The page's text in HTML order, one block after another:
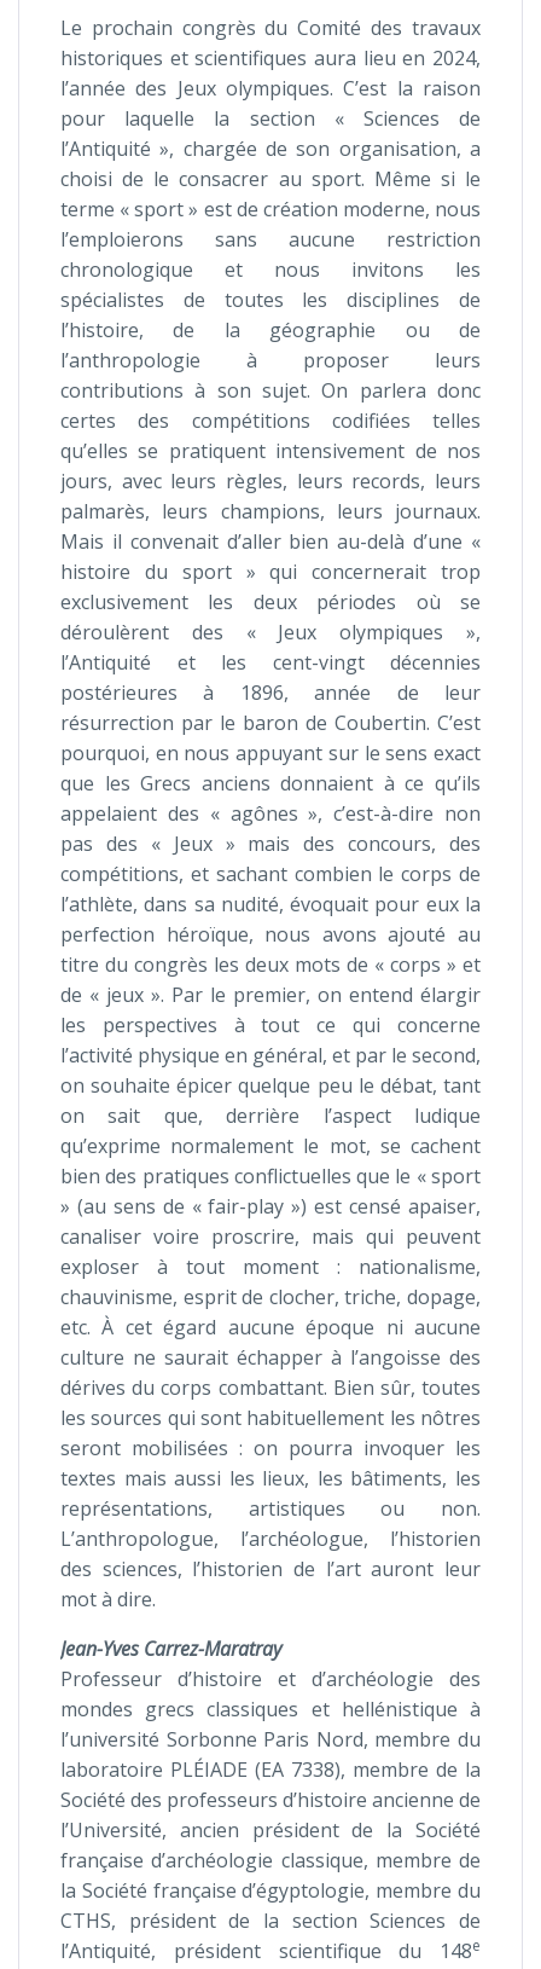
Le prochain congrès du Comité des travaux
historiques et scientifiques aura lieu en 2024,
l’année des Jeux olympiques. C’est la raison
pour laquelle la section « Sciences de
l’Antiquité », chargée de son organisation, a
choisi de le consacrer au sport. Même si le
terme « sport » est de création moderne, nous
l’emploierons sans aucune restriction
chronologique et nous invitons les
spécialistes de toutes les disciplines de
l’histoire, de la géographie ou de
l’anthropologie à proposer leurs
contributions à son sujet. On parlera donc
certes des compétitions codifiées telles
qu’elles se pratiquent intensivement de nos
jours, avec leurs règles, leurs records, leurs
palmarès, leurs champions, leurs journaux.
Mais il convenait d’aller bien au-delà d’une «
histoire du sport » qui concernerait trop
exclusivement les deux périodes où se
déroulèrent des « Jeux olympiques »,
l’Antiquité et les cent-vingt décennies
postérieures à 1896, année de leur
résurrection par le baron de Coubertin. C’est
pourquoi, en nous appuyant sur le sens exact
que les Grecs anciens donnaient à ce qu’ils
appelaient des « agônes », c’est-à-dire non
pas des « Jeux » mais des concours, des
compétitions, et sachant combien le corps de
l’athlète, dans sa nudité, évoquait pour eux la
perfection héroïque, nous avons ajouté au
titre du congrès les deux mots de « corps » et
de « jeux ». Par le premier, on entend élargir
les perspectives à tout ce qui concerne
l’activité physique en général, et par le second,
on souhaite épicer quelque peu le débat, tant
on sait que, derrière l’aspect ludique
qu’exprime normalement le mot, se cachent
bien des pratiques conflictuelles que le « sport
» (au sens de « fair-play ») est censé apaiser,
canaliser voire proscrire, mais qui peuvent
exploser à tout moment : nationalisme,
chauvinisme, esprit de clocher, triche, dopage,
etc. À cet égard aucune époque ni aucune
culture ne saurait échapper à l’angoisse des
dérives du corps combattant. Bien sûr, toutes
les sources qui sont habituellement les nôtres
seront mobilisées : on pourra invoquer les
textes mais aussi les lieux, les bâtiments, les
représentations, artistiques ou non.
L’anthropologue, l’archéologue, l’historien
des sciences, l’historien de l’art auront leur
mot à dire.
Jean-Yves Carrez-Maratray
Professeur d’histoire et d’archéologie des
mondes grecs classiques et hellénistique à
l’université Sorbonne Paris Nord, membre du
laboratoire PLÉIADE (EA 7338), membre de la
Société des professeurs d’histoire ancienne de
l’Université, ancien président de la Société
française d’archéologie classique, membre de
la Société française d’égyptologie, membre du
CTHS, président de la section Sciences de
l’Antiquité, président scientifique du 148e